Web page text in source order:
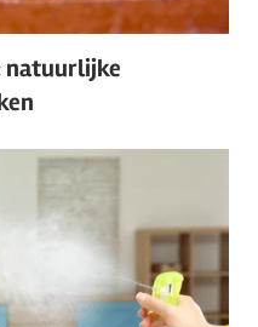
natuurlijke